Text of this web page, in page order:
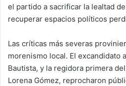
el partido a sacrificar la lealtad
recuperar espacios políticos
Las críticas más severas
morenismo local. El excandidato
Bautista, y la regidora primera
Lorena Gómez, reprocharon